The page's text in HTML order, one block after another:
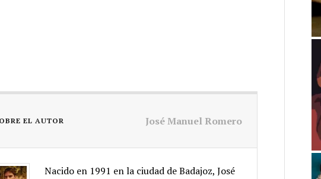
EL AUTOR José Manuel Romero
Nacido en 1991 en la ciudad de Badajoz, José